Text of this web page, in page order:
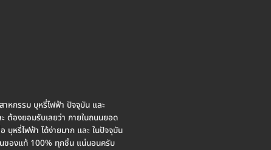
หกรรม บุหรี่ไฟฟ้า ปัจจุบัน และ
ต้องยอมรับเลยว่า ภายในถนนยอด
บุหรี่ไฟฟ้า ได้ง่ายมาก และ ในปัจจุบัน
นของแท้ 100% ทุกชิ้น แน่นอนครับ